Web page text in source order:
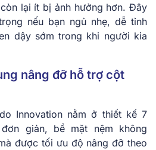
lại ít bị ảnh hưởng hơn. Đây
nếu bạn ngủ nhẹ, dễ tỉnh
dậy sớm trong khi người kia
nâng đỡ hỗ trợ cột
Innovation nằm ở thiết kế 7
giản, bề mặt nệm không
được tối ưu độ nâng đỡ theo